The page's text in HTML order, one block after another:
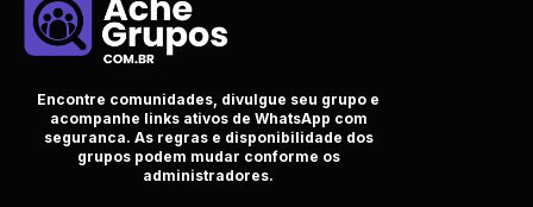
Encontre comunidades, divulgue seu grupo e
acompanhe links ativos de WhatsApp com
seguranca. As regras e disponibilidade dos
grupos podem mudar conforme os
administradores.